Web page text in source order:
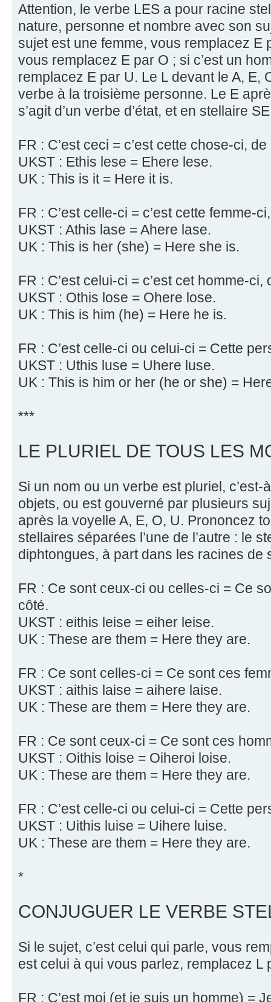
Attention, le verbe LES a pour racine
nature, personne et nombre avec son
sujet est une femme, vous remplacez E
vous remplacez E par O ; si c’est un
remplacez E par U. Le L devant le A, E,
verbe à la troisième personne. Le E
s’agit d’un verbe d’état, et en stellaire
FR : C’est ceci = c’est cette chose-ci,
UKST : Ethis lese = Ehere lese.
UK : This is it = Here it is.
FR : C’est celle-ci = c’est cette femme-
UKST : Athis lase = Ahere lase.
UK : This is her (she) = Here she is.
FR : C’est celui-ci = c’est cet homme-ci,
UKST : Othis lose = Ohere lose.
UK : This is him (he) = Here he is.
FR : C’est celle-ci ou celui-ci = Cette
UKST : Uthis luse = Uhere luse.
UK : This is him or her (he or she) =
***
LE PLURIEL DE TOUS LES
Si un nom ou un verbe est pluriel,
objets, ou est gouverné par plusieurs
après la voyelle A, E, O, U. Prononcez
stellaires séparées l’une de l’autre : le
diphtongues, à part dans les racines de
FR : Ce sont ceux-ci ou celles-ci = Ce
côté.
UKST : eithis leise = eiher leise.
UK : These are them = Here they are.
FR : Ce sont celles-ci = Ce sont ces
UKST : aithis laise = aihere laise.
UK : These are them = Here they are.
FR : Ce sont ceux-ci = Ce sont ces
UKST : Oithis loise = Oiheroi loise.
UK : These are them = Here they are.
FR : C’est celle-ci ou celui-ci = Cette
UKST : Uithis luise = Uihere luise.
UK : These are them = Here they are.
*
CONJUGUER LE VERBE
Si le sujet, c’est celui qui parle, vous
est celui à qui vous parlez, remplacez L
FR : C’est moi (et je suis un homme) =